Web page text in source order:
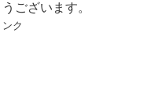
ございます。
ク